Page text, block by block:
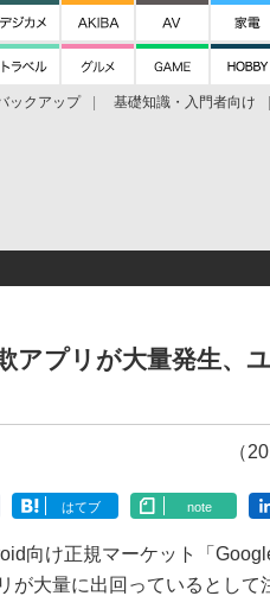
ックアップ 基礎知識・入門者向け
アプリが大量発生、
（
はてブ note
向け正規マーケット「
が大量に出回っているとして